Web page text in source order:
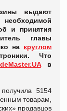
выдают
и принятия
главы
на круглом
Что
в
5154
товарам,
продавцов